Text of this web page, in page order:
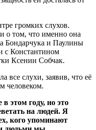
громких слухов.
о том, что именно она
Бондарчука и Паулины
с Константином
Ксении Собчак.
все слухи, заявив, что её
человеком.
этом году, но это
на людей. Я
кого упоминают